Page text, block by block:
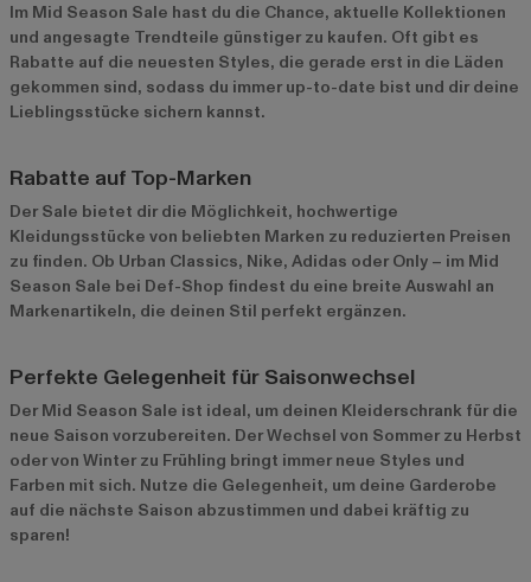
Im Mid Season Sale hast du die Chance, aktuelle Kollektionen
und angesagte Trendteile günstiger zu kaufen. Oft gibt es
Rabatte auf die neuesten Styles, die gerade erst in die Läden
gekommen sind, sodass du immer up-to-date bist und dir deine
Lieblingsstücke sichern kannst.
Rabatte auf Top-Marken
Der Sale bietet dir die Möglichkeit, hochwertige
Kleidungsstücke von beliebten Marken zu reduzierten Preisen
zu finden. Ob Urban Classics, Nike, Adidas oder Only – im Mid
Season Sale bei Def-Shop findest du eine breite Auswahl an
Markenartikeln, die deinen Stil perfekt ergänzen.
Perfekte Gelegenheit für Saisonwechsel
Der Mid Season Sale ist ideal, um deinen Kleiderschrank für die
neue Saison vorzubereiten. Der Wechsel von Sommer zu Herbst
oder von Winter zu Frühling bringt immer neue Styles und
Farben mit sich. Nutze die Gelegenheit, um deine Garderobe
auf die nächste Saison abzustimmen und dabei kräftig zu
sparen!